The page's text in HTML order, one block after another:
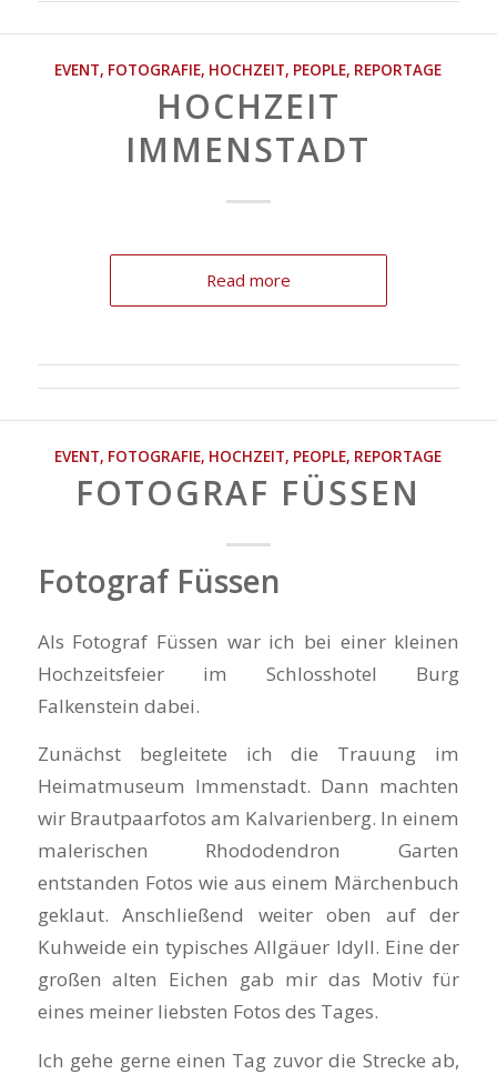
EVENT, FOTOGRAFIE, HOCHZEIT, PEOPLE, REPORTAGE
HOCHZEIT
IMMENSTADT
Read more
EVENT, FOTOGRAFIE, HOCHZEIT, PEOPLE, REPORTAGE
FOTOGRAF FÜSSEN
Fotograf Füssen
Als Fotograf Füssen war ich bei einer kleinen
Hochzeitsfeier im Schlosshotel Burg
Falkenstein dabei.
Zunächst begleitete ich die Trauung im
Heimatmuseum Immenstadt. Dann machten
wir Brautpaarfotos am Kalvarienberg. In einem
malerischen Rhododendron Garten
entstanden Fotos wie aus einem Märchenbuch
geklaut. Anschließend weiter oben auf der
Kuhweide ein typisches Allgäuer Idyll. Eine der
großen alten Eichen gab mir das Motiv für
eines meiner liebsten Fotos des Tages.
Ich gehe gerne einen Tag zuvor die Strecke ab,